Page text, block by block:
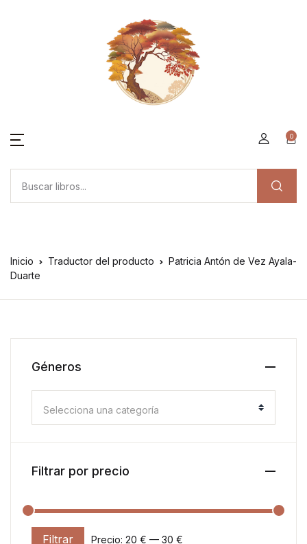
0
Inicio Traductor del producto
Patricia Antón de Vez Ayala-
Duarte
Géneros
Selecciona una categoría
Filtrar por precio
Filtrar Precio: 20 € — 30 €